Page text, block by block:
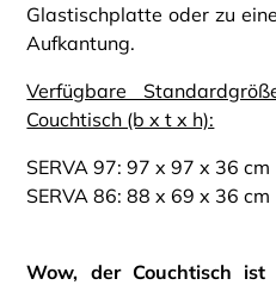
Glastischplatte oder zu
Aufkantung.
Verfügbare
Couchtisch (b x t x h):
SERVA 97: 97 x 97 x 36 cm
SERVA 86: 88 x 69 x 36 cm
Wow, der Couchtisch